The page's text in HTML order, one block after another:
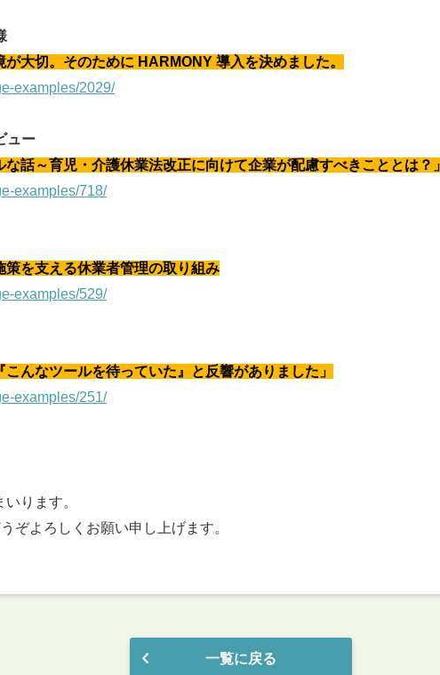
大切。そのために HARMONY 導入を決めました。
examples/2029/
ュー
話～育児・介護休業法改正に向けて企業が配慮すべきこととは？
examples/718/
策を支える休業者管理の取り組み
examples/529/
んなツールを待っていた』と反響がありました」
examples/251/
ります。
ぞよろしくお願い申し上げます。
一覧に戻る